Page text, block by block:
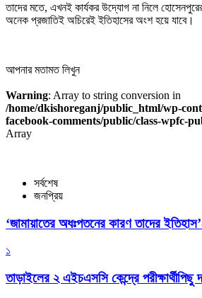
তাদের মতে, এখনই কার্যকর উদ্যোগ না নিলে
অনেক প্রজাতিই অচিরেই ইতিহাসের অংশ হয়ে যাবে।
আপনার মতামত লিখুন
Warning: Array to string conversion in
/home/dkishoreganj/public_html/wp-
facebook-comments/public/class-wpfc-
Array
সর্বশেষ
জনপ্রিয়
‘জামায়াতের অধঃপতনের কারণ তাদের
১
তাড়াইলের ২ এইচএসসি কেন্দ্রে পরীক্ষার্থীপিছু